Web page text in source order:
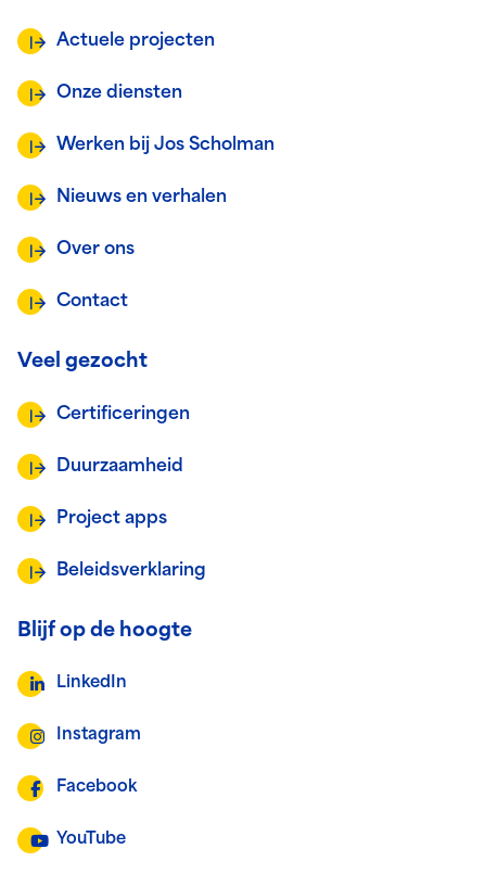
Actuele projecten
Onze diensten
Werken bij Jos Scholman
Nieuws en verhalen
Over ons
Contact
Veel gezocht
Certificeringen
Duurzaamheid
Project apps
Beleidsverklaring
Blijf op de hoogte
LinkedIn
Instagram
Facebook
YouTube